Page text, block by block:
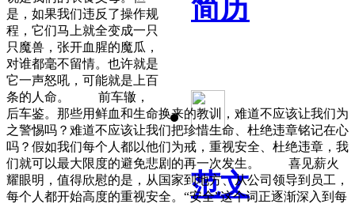
简历
范文
是，如果我们违反了操作规
程，它们马上就全变成一只
只魔兽，张开血腥的魔瓜，
对谁都毫不留情。也许就是
它一声怒吼，可能就是上百
条的人命。 前车辙，
后车鉴。那些用鲜血和生命换来的教训，难道不应该让我们为
之警惕吗？难道不应该让我们把珍惜生命、杜绝违章铭记在心
吗？假如我们每个人都以他们为戒，重视安全、杜绝违章，我
们就可以最大限度的避免悲剧的再一次发生。 喜见薪火
耀眼明，值得欣慰的是，从国家到地方、从公司领导到员工，
每个人都开始高度的重视安全。“安全”这个词正逐渐深入到每